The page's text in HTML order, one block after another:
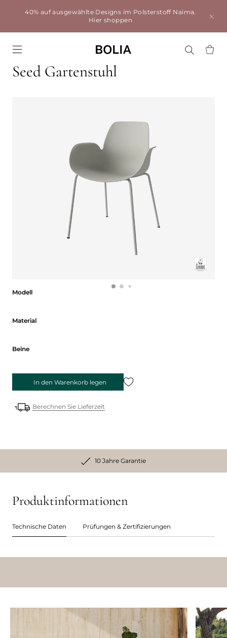
40% auf ausgewählte Designs im Polsterstoff Naima.
Hier shoppen
Seed Gartenstuhl
Modell
Material
Beine
In den Warenkorb legen
Berechnen Sie Lieferzeit
10 Jahre Garantie
Produktinformationen
Technische Daten Prüfungen & Zertifizierungen